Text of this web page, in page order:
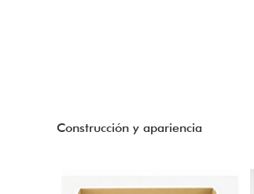
Construcción y apariencia